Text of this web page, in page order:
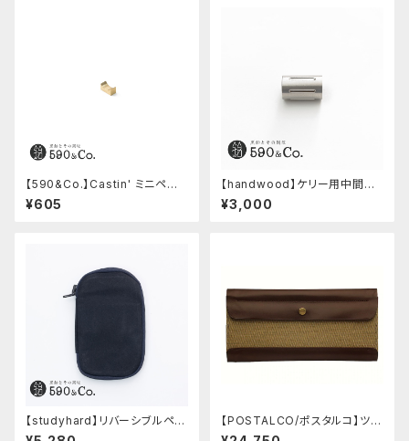
【590&Co.】Castin' ミニペン
枕 (S)
¥605
【handwood】ケリー用中間パ
ーツ/カスタムグリップ (縦溝/ス
テンレス)
¥3,000
【studyhard】リバーシブルペン
ケース (ブラック)
【POSTALCO/ポスタルコ】ツー
ルボックス (Olive Green)